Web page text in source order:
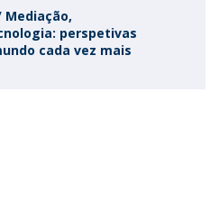
Mediação,
perspetivas
cada vez mais